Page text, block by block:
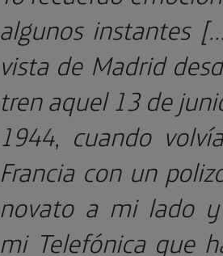
algunos instantes
vista de Madrid
tren aquel 13 de
1944, cuando
Francia con un
novato a mi lado
mi Telefónica que